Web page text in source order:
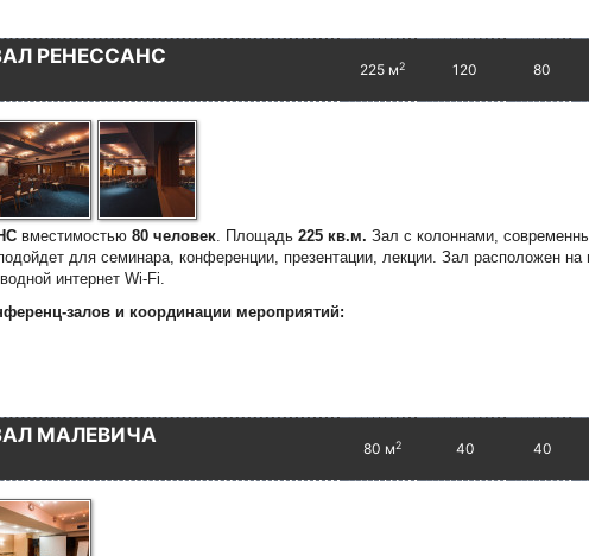
РЕНЕССАНС
225 м2 120 80
вместимостью 80 человек. Площадь 225 кв.м. Зал с колоннами,
для семинара, конференции, презентации, лекции. Зал расположен на
интернет Wi-Fi.
залов и координации мероприятий:
МАЛЕВИЧА
80 м2 40 40